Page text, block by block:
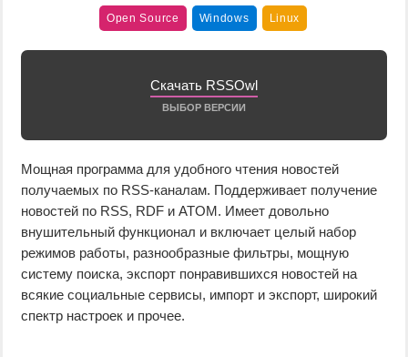
Open Source Windows Linux
Скачать RSSOwl
ВЫБОР ВЕРСИИ
Мощная программа для удобного чтения новостей
получаемых по RSS-каналам. Поддерживает получение
новостей по RSS, RDF и ATOM. Имеет довольно
внушительный функционал и включает целый набор
режимов работы, разнообразные фильтры, мощную
систему поиска, экспорт понравившихся новостей на
всякие социальные сервисы, импорт и экспорт, широкий
спектр настроек и прочее.